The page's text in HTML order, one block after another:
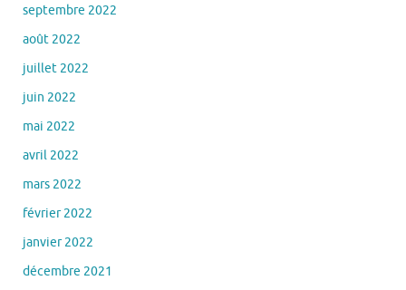
septembre 2022
août 2022
juillet 2022
juin 2022
mai 2022
avril 2022
mars 2022
février 2022
janvier 2022
décembre 2021